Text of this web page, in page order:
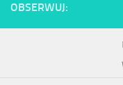
OBSERWUJ: